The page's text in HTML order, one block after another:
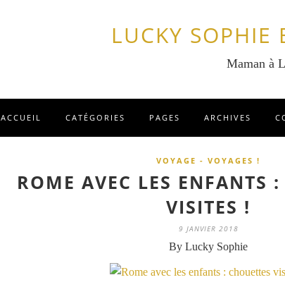
LUCKY SOPHIE
Maman à
ACCUEIL CATÉGORIES PAGES ARCHIVES
VOYAGE - VOYAGES !
ROME AVEC LES ENFANTS :
VISITES !
9 JANVIER 2018
By Lucky Sophie